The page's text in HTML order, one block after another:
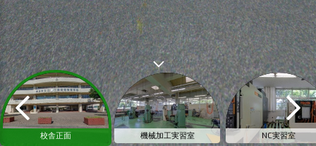
校舎正面 機械加工実習室 NC実習室